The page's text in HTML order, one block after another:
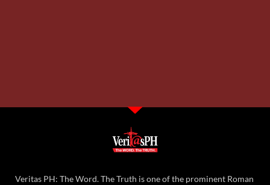
Veritas PH: The Word. The Truth is one of the prominent Roman